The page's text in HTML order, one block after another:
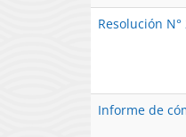
Resolución
Informe de